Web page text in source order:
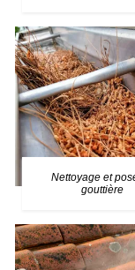
Nettoyage et
gouttière